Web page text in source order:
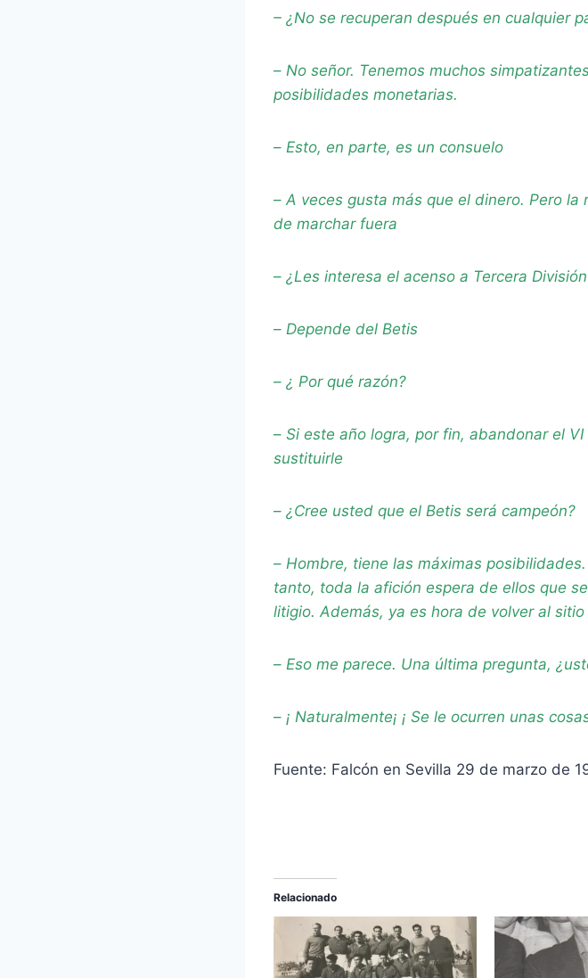
– ¿No se recuperan después en cualquier
– No señor. Tenemos muchos
posibilidades monetarias.
– Esto, en parte, es un consuelo
– A veces gusta más que el dinero. Pero
de marchar fuera
– ¿Les interesa el acenso a Tercera
– Depende del Betis
– ¿ Por qué razón?
– Si este año logra, por fin, abandonar el
sustituirle
– ¿Cree usted que el Betis será campeón?
– Hombre, tiene las máximas
tanto, toda la afición espera de ellos que
litigio. Además, ya es hora de volver al
– Eso me parece. Una última pregunta,
– ¡ Naturalmente¡ ¡ Se le ocurren unas
Fuente: Falcón en Sevilla 29 de marzo de
Relacionado